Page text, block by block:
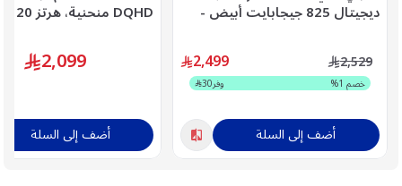
ديجيتال 825 جيجابايت أبيض -
2,499 2,529
خصم 1
% وفر30
أضف إلى السلة
GOC49DQHD120
2,099
أضف إلى السلة